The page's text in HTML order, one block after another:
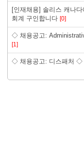
[인재채용] 솔리스 캐나다
회계 구인합니다 [0]
◇ 채용공고:
[1]
◇ 채용공고: 디스패처 ◇